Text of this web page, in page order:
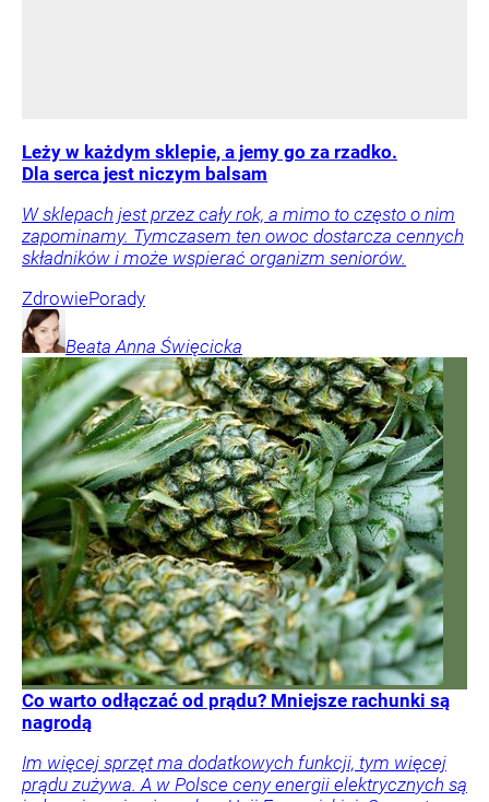
Leży w każdym sklepie, a jemy go za rzadko.
Dla serca jest niczym balsam
W sklepach jest przez cały rok, a mimo to często o nim
zapominamy. Tymczasem ten owoc dostarcza cennych
składników i może wspierać organizm seniorów.
ZdrowiePorady
Beata Anna Święcicka
Co warto odłączać od prądu? Mniejsze rachunki są
nagrodą
Im więcej sprzęt ma dodatkowych funkcji, tym więcej
prądu zużywa. A w Polsce ceny energii elektrycznych są